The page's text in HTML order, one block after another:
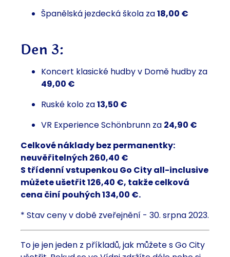
Španělská jezdecká škola za18,00 €
Den 3:
Koncert klasické hudby v Domě hudby za
49,00 €
Ruské kolo za13,50 €
VR Experience Schönbrunn za 24,90 €
Celkové náklady bez permanentky:
neuvěřitelných 260,40 €
S třídenní vstupenkou Go City all-inclusive
můžete ušetřit 126,40 €, takže celková
cena činí pouhých 134,00 €.
* Stav ceny v době zveřejnění - 30. srpna 2023.
To je jen jeden z příkladů, jak můžete s Go City